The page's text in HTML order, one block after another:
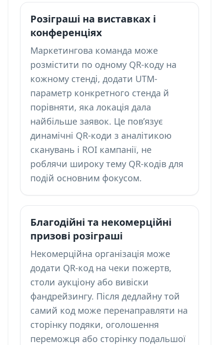
Розіграші на виставках і
конференціях
Маркетингова команда може
розмістити по одному QR-коду на
кожному стенді, додати UTM-
параметр конкретного стенда й
порівняти, яка локація дала
найбільше заявок. Це пов’язує
динамічні QR-коди з аналітикою
сканувань і ROI кампанії, не
роблячи широку тему QR-кодів для
подій основним фокусом.
Благодійні та некомерційні
призові розіграші
Некомерційна організація може
додати QR-код на чеки пожертв,
столи аукціону або вивіски
фандрейзингу. Після дедлайну той
самий код може перенаправляти на
сторінку подяки, оголошення
переможця або сторінку подальшої